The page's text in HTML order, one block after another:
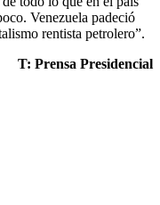
Venezuela padeció
rentista petrolero”.
T: Prensa Presidencial